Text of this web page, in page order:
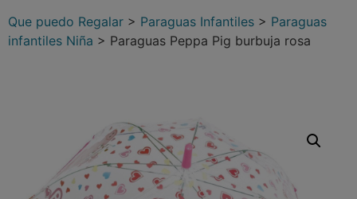
Que puedo Regalar > Paraguas Infantiles > Paraguas
infantiles Niña > Paraguas Peppa Pig burbuja rosa